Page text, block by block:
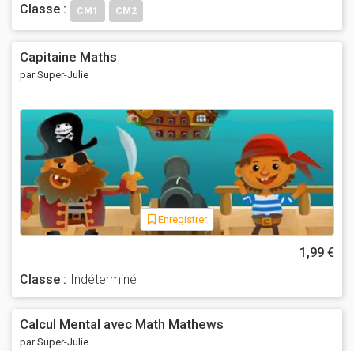
Classe :
CM1 CM2
Capitaine Maths
par Super-Julie
Enregistrer
1,99 €
Classe : Indéterminé
Calcul Mental avec Math Mathews
par Super-Julie